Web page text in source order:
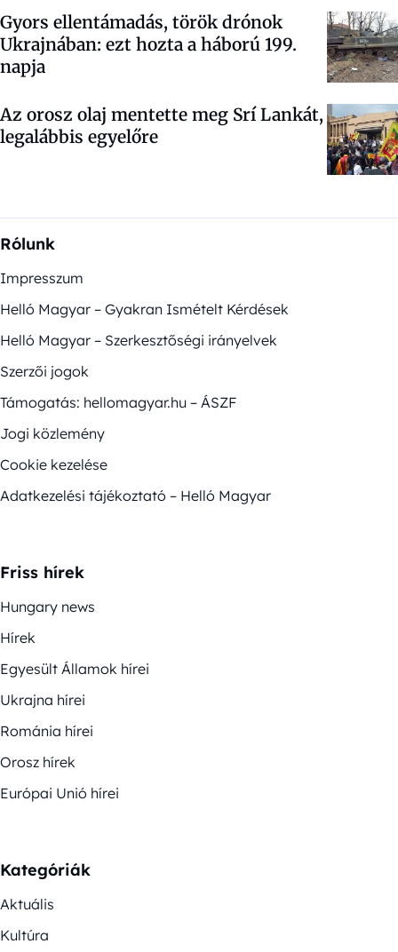
Gyors ellentámadás, török drónok
Ukrajnában: ezt hozta a háború 199.
napja
Az orosz olaj mentette meg Srí Lankát,
legalábbis egyelőre
Rólunk
Impresszum
Helló Magyar – Gyakran Ismételt Kérdések
Helló Magyar – Szerkesztőségi irányelvek
Szerzői jogok
Támogatás: hellomagyar.hu – ÁSZF
Jogi közlemény
Cookie kezelése
Adatkezelési tájékoztató – Helló Magyar
Friss hírek
Hungary news
Hírek
Egyesült Államok hírei
Ukrajna hírei
Románia hírei
Orosz hírek
Európai Unió hírei
Kategóriák
Aktuális
Kultúra